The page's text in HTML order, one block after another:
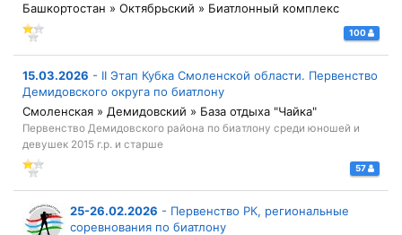
Башкортостан » Октябрьский » Биатлонный комплекс
100
15.03.2026 - II Этап Кубка Смоленской области. Первенство
Демидовского округа по биатлону
Смоленская » Демидовский » База отдыха "Чайка"
Первенство Демидовского района по биатлону среди юношей и
девушек 2015 г.р. и старше
57
25-26.02.2026 - Первенство РК, региональные
соревнования по биатлону